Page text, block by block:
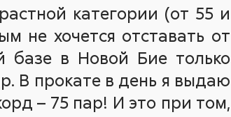
категории (от 55 и
не хочется отставать от
базе в Новой Бие только
В прокате в день я выдаю
– 75 пар! И это при том,